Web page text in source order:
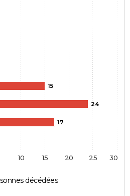
15
24
17
décédées
10 15 20 25 30